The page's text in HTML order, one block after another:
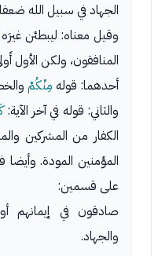
الجهاد في سبيل الله
وقيل معناه: ليبطئن
المنافقون، ولكن الأول
أحدهما: قوله مِنْكُمْ
والثاني: قوله في آخر الآية:
الكفار من المشركين
المؤمنين المودة.
على قسمين:
صادقون في إيمانهم
والجهاد.